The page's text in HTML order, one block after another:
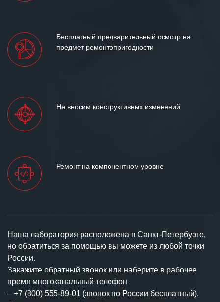
Бесплатный предварительный осмотр на
предмет ремонтопригодности
Не вносим конструктивных изменений
Ремонт на компонентном уровне
Наша лаборатория расположена в Санкт-Петербурге,
но обратиться за помощью вы можете из любой точки
России.
Закажите обратный звонок или наберите в рабочее
время многоканальный телефон
– +7 (800) 555-89-01 (звонок по России бесплатный).